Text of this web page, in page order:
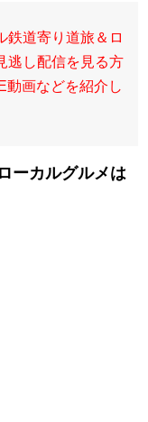
鉄道寄り道旅＆ロ
逃し配信を見る方
動画などを紹介し
ーカルグルメは